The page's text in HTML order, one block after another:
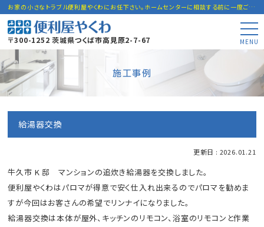
お家の小さなトラブル便利屋やくわにお任下さい。ホームセンターに相談する前に一度ご連絡下さい。
〒300-1252 茨城県つくば市高見原2-7-67 MENU
施工事例
給湯器交換
更新日 : 2026.01.21
牛久市 K 邸 マンションの追炊き給湯器を交換しました。
便利屋やくわはパロマが得意で安く仕入れ出来るのでパロマを勧めま
すが今回はお客さんの希望でリンナイになりました。
給湯器交換は本体が屋外、キッチンのリモコン、浴室のリモコンと作業